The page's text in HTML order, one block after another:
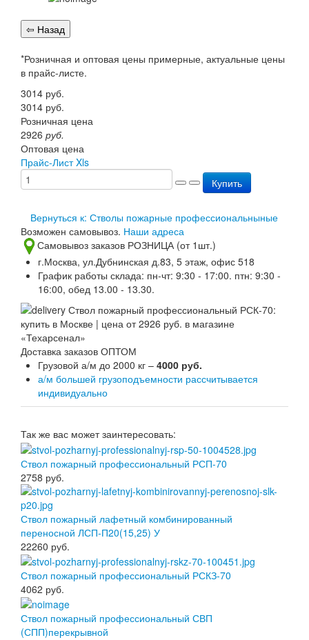
Публичная оферта
Сертификаты
Вопрос-Ответ
Контакты
Пожарное оборудование
Перезарядка
Перезарядка ОП
Перезарядка ОВП
Доставка
Публичная оферта
Вопрос-Ответ
Контакты
*Розничная и оптовая цены примерные, актуальные цены
в прайс-листе.
3014 руб.
3014 руб.
Розничная цена
2926 руб.
Оптовая цена
Прайс-Лист Xls
Купить
Вернуться к: Стволы пожарные профессиональныные
Возможен самовывоз. Наши адреса
Самовывоз заказов РОЗНИЦА (от 1шт.)
г.Москва, ул.Дубнинская д.83, 5 этаж, офис 518
График работы склада: пн-чт: 9:30 - 17:00. птн: 9:30 -
16:00, обед 13.00 - 13.30.
Доставка заказов ОПТОМ
Грузовой а/м до 2000 кг – 4000 руб.
а/м большей грузоподъемности рассчитывается
индивидуально
Так же вас может заинтересовать:
Ствол пожарный профессиональный РСП-70
2758 руб.
Ствол пожарный лафетный комбинированный
переносной ЛСП-П20(15,25) У
22260 руб.
Ствол пожарный профессиональный РСКЗ-70
4062 руб.
Ствол пожарный профессиональный СВП
(СПП)перекрывной